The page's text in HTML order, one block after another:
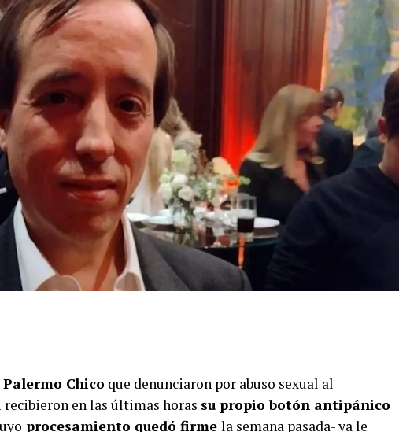
Chico que denunciaron por abuso sexual al
recibieron en las últimas horas su propio botón antipánico
procesamiento quedó firme la semana pasada- ya le